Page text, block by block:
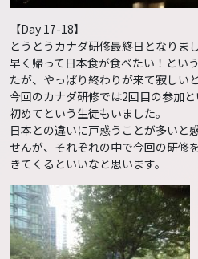
【Day 17-18】
とうとうカナダ研修最終日となりまし
早く帰って日本食が食べたい！とい
たが、やっぱり終わりが来て寂しい
今回のカナダ研修では2回目の参加
初めてという生徒もいました。
日本との違いに戸惑うことが多いと
せんが、それぞれの中で今回の研修
きてくるといいなと思います。